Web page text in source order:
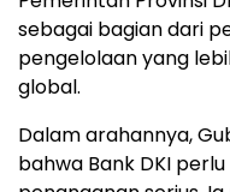
sebagai bagian dari
pengelolaan yang
global.
Dalam arahannya,
bahwa Bank DKI